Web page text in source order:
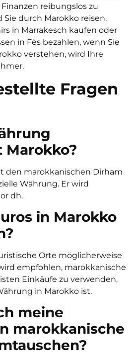
reibungslos zu
durch Marokko reisen.
in Marrakesch kaufen oder
in Fès bezahlen, wenn Sie
verstehen, wird Ihre
Fragen
den marokkanischen Dirham
Währung. Er wird
or dh.
in Marokko
Orte möglicherweise
empfohlen, marokkanische
Einkäufe zu verwenden,
in Marokko ist.
meine
marokkanische